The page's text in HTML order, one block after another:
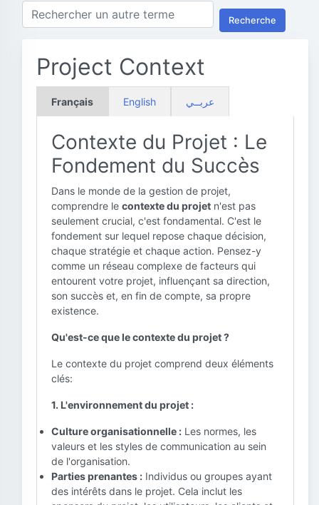
Recherche
Project Context
Français English عربــي
Contexte du Projet : Le
Fondement du Succès
Dans le monde de la gestion de projet,
comprendre le contexte du projet n'est pas
seulement crucial, c'est fondamental. C'est le
fondement sur lequel repose chaque décision,
chaque stratégie et chaque action. Pensez-y
comme un réseau complexe de facteurs qui
entourent votre projet, influençant sa direction,
son succès et, en fin de compte, sa propre
existence.
Qu'est-ce que le contexte du projet ?
Le contexte du projet comprend deux éléments
clés:
1. L'environnement du projet :
Culture organisationnelle : Les normes, les
valeurs et les styles de communication au sein
de l'organisation.
Parties prenantes : Individus ou groupes ayant
des intérêts dans le projet. Cela inclut les